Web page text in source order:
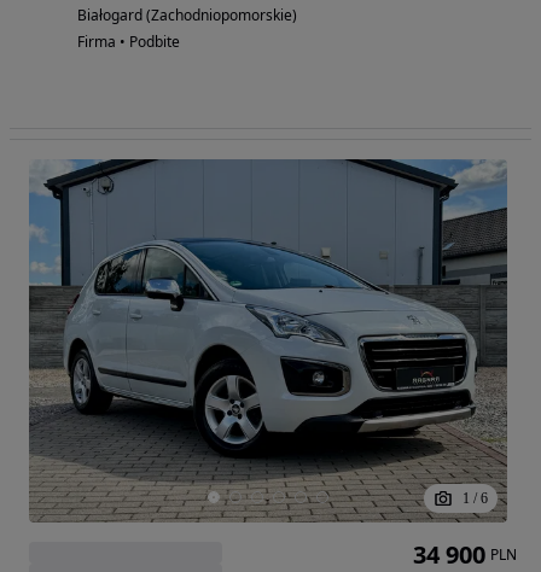
Białogard (Zachodniopomorskie)
Firma • Podbite
1 / 6
34 900 PLN